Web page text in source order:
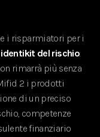
i risparmiatori per i
identikit del rischio.
rimarrà più senza
2 i prodotti
di un preciso
competenze
finanziario